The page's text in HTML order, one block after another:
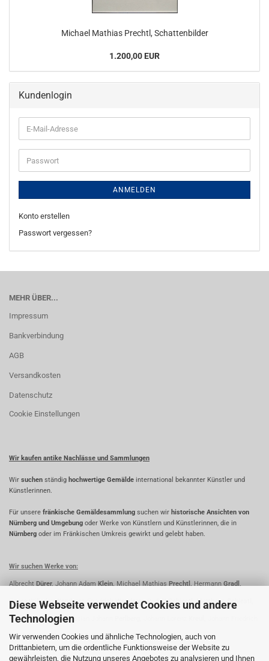
Diese Webseite verwendet Cookies und andere
Technologien
Wir verwenden Cookies und ähnliche Technologien, auch von
Drittanbietern, um die ordentliche Funktionsweise der Website zu
gewährleisten, die Nutzung unseres Angebotes zu analysieren und Ihnen
Michael Mathias Prechtl, Schattenbilder
1.200,00 EUR
Kundenlogin
E-
Mail-
Adresse
Passwort
ANMELDEN
Konto erstellen
Passwort vergessen?
MEHR ÜBER...
Impressum
Bankverbindung
AGB
Versandkosten
Datenschutz
Cookie Einstellungen
Wir kaufen antike Nachlässe und Sammlungen
Wir suchen ständig hochwertige Gemälde international bekannter Künstler und
Künstlerinnen.
Für unsere fränkische Gemäldesammlung suchen wir historische Ansichten von
Nürnberg und Umgebung oder Werke von Künstlern und Künstlerinnen, die in
Nürnberg oder im Fränkischen Umkreis gewirkt und gelebt haben.
Wir suchen Werke von:
Albrecht Dürer, Johann Adam Klein, Michael Mathias Prechtl, Hermann Gradl,
Georg Wilhelm Wanderer, Friedrich Wanderer, Rudolf Schiestl,Matthäus Schiestl,
FridrichPerlberg,Christian Johann
Kreul,LorenzRitter,PaulRitter, OskarKoller,JohannIhle